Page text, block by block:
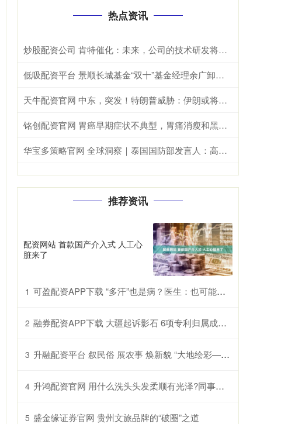
热点资讯
炒股配资公司 肯特催化：未来，公司的技术研发将重点聚焦于现有生产工艺的优化迭代、全新产品开发以及前沿技术市场转化落地
低吸配资平台 景顺长城基金“双十”基金经理余广卸任，曾获年度股基冠军
天牛配资官网 中东，突发！特朗普威胁：伊朗或将不复存在！美军发动打击！
铭创配资官网 胃癌早期症状不典型，胃痛消瘦和黑便要警惕
华宝多策略官网 全球洞察｜泰国国防部发言人：高度评价全球安全倡议&#32;期待推进泰中安全合作
推荐资讯
配资网站 首款国产介入式 人工心
脏来了
1 可盈配资APP下载 “多汗”也是病？医生：也可能是交感神经过度兴奋所致
2 融券配资APP下载 大疆起诉影石 6项专利归属成案件焦点
3 升融配资平台 叙民俗 展农事 焕新貌 “大地绘彩——2025年农民画大展”在国博开幕
4 升鸿配资官网 用什么洗头头发柔顺有光泽?同事偷拍照
5 盛金缘证券官网 贵州文旅品牌的“破圈”之道